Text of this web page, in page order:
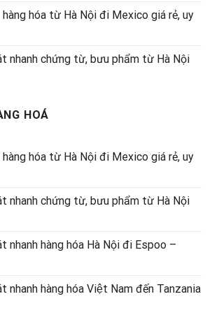
hàng hóa từ Hà Nội đi Mexico giá rẻ, uy
nhanh chứng từ, bưu phẩm từ Hà Nội
HOÁ
hàng hóa từ Hà Nội đi Mexico giá rẻ, uy
nhanh chứng từ, bưu phẩm từ Hà Nội
nhanh hàng hóa Hà Nội đi Espoo –
nhanh hàng hóa Việt Nam đến Tanzania